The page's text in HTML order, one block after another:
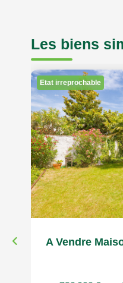
Les biens
Etat irreprochable